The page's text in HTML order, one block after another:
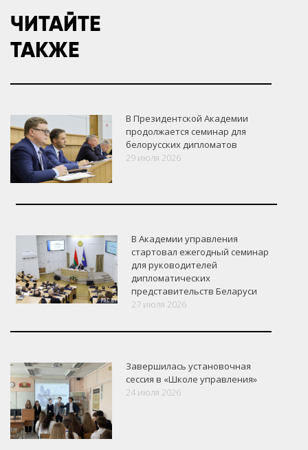
ЧИТАЙТЕ
ТАКЖЕ
В Президентской Академии
продолжается семинар для
белорусских дипломатов
29 июля 2026
В Академии управления
стартовал ежегодный семинар
для руководителей
дипломатических
представительств Беларуси
27 июля 2026
Завершилась установочная
сессия в «Школе управления»
24 июля 2026